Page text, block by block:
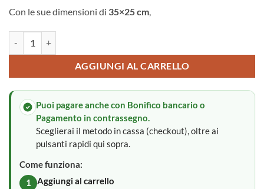
Con le sue dimensioni di 35×25 cm,
AGGIUNGI AL CARRELLO
Alternative:
Puoi pagare anche con Bonifico bancario o
Pagamento in contrassegno.
Sceglierai il metodo in cassa (checkout), oltre ai
pulsanti rapidi qui sopra.
Come funziona:
1
Aggiungi al carrello